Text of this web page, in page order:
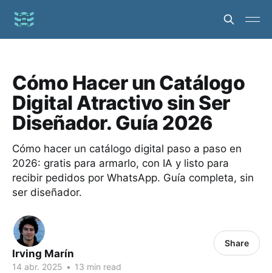
Cómo Hacer un Catálogo
Digital Atractivo sin Ser
Diseñador. Guía 2026
Cómo hacer un catálogo digital paso a paso en
2026: gratis para armarlo, con IA y listo para
recibir pedidos por WhatsApp. Guía completa, sin
ser diseñador.
Irving Marín
14 abr. 2025 • 13 min read
Share